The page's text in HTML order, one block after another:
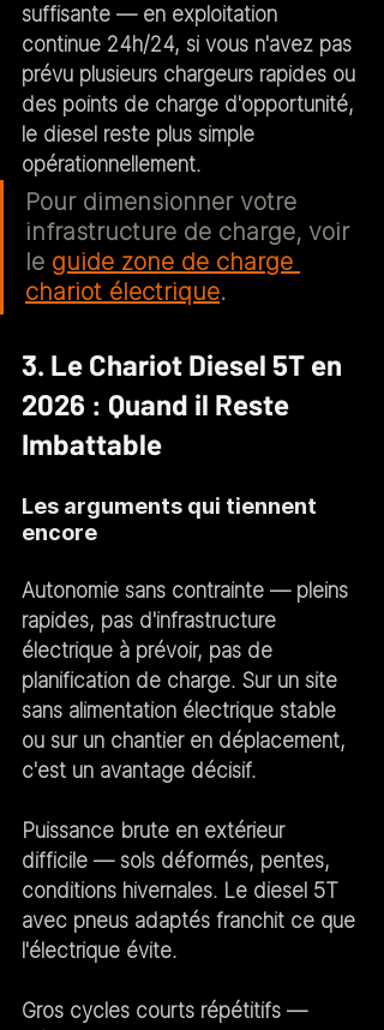
suffisante — en exploitation
continue 24h/24, si vous n'avez pas
prévu plusieurs chargeurs rapides ou
des points de charge d'opportunité,
le diesel reste plus simple
opérationnellement.
Pour dimensionner votre
infrastructure de charge, voir
le guide zone de charge
chariot électrique.
3. Le Chariot Diesel 5T en
2026 : Quand il Reste
Imbattable
Les arguments qui tiennent
encore
Autonomie sans contrainte — pleins
rapides, pas d'infrastructure
électrique à prévoir, pas de
planification de charge. Sur un site
sans alimentation électrique stable
ou sur un chantier en déplacement,
c'est un avantage décisif.
Puissance brute en extérieur
difficile — sols déformés, pentes,
conditions hivernales. Le diesel 5T
avec pneus adaptés franchit ce que
l'électrique évite.
Gros cycles courts répétitifs —